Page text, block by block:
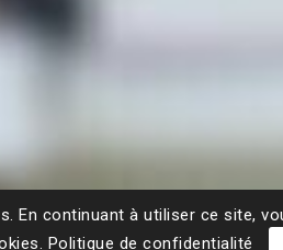
En continuant à utiliser ce site,
Politique de confidentialité